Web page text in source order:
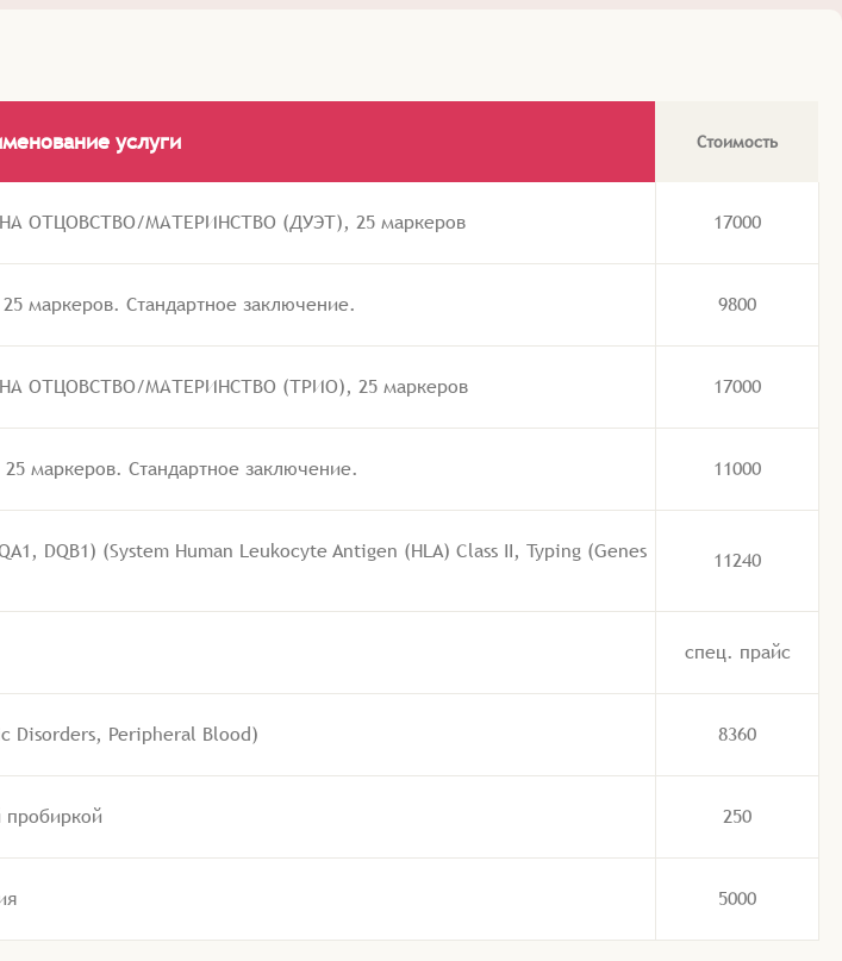
услуги Стоимость
ОТЦОВСТВО/МАТЕРИНСТВО (ДУЭТ), 25 маркеров 17000
Стандартное заключение. 9800
ОТЦОВСТВО/МАТЕРИНСТВО (ТРИО), 25 маркеров 17000
Стандартное заключение. 11000
DQB1) (System Human Leukocyte Antigen (HLA) Class II, Typing (Genes
11240
спец. прайс
Disorders, Peripheral Blood) 8360
пробиркой 250
5000